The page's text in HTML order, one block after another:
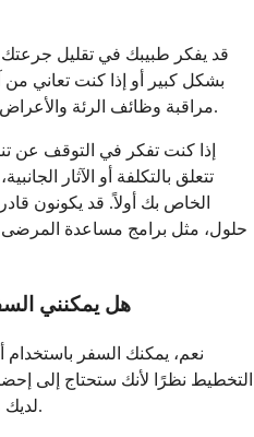
قد يفكر طبيبك في تقليل جرعتك
بشكل كبير أو إذا كنت تعاني
مراقبة وظائف الرئة والأعراض بعناية أثناء أي تغييرات في الأدوية.
إذا كنت تفكر في التوقف عن
تتعلق بالتكلفة أو الآثار
الخاص بك أولاً. قد يكونون
حلول، مثل برامج مساعدة المرضى
هل يمكنني
نعم، يمكنك السفر
التخطيط نظرًا لأنك ستحتاج إلى
لديك ما يكفي من الدواء لرحلتك بأكملها.